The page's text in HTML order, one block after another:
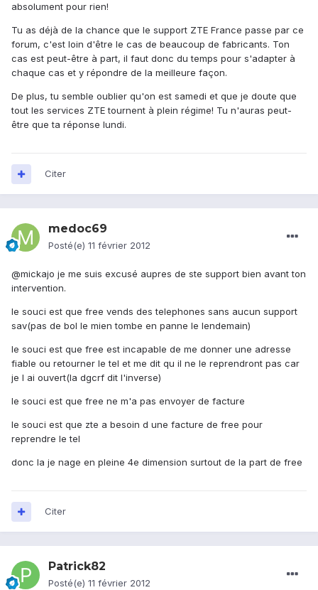
absolument pour rien!
Tu as déjà de la chance que le support ZTE France passe par ce
forum, c'est loin d'être le cas de beaucoup de fabricants. Ton
cas est peut-être à part, il faut donc du temps pour s'adapter à
chaque cas et y répondre de la meilleure façon.
De plus, tu semble oublier qu'on est samedi et que je doute que
tout les services ZTE tournent à plein régime! Tu n'auras peut-
être que ta réponse lundi.
Citer
medoc69
Posté(e) 11 février 2012
@mickajo je me suis excusé aupres de ste support bien avant ton
intervention.
le souci est que free vends des telephones sans aucun support
sav(pas de bol le mien tombe en panne le lendemain)
le souci est que free est incapable de me donner une adresse
fiable ou retourner le tel et me dit qu il ne le reprendront pas car
je l ai ouvert(la dgcrf dit l'inverse)
le souci est que free ne m'a pas envoyer de facture
le souci est que zte a besoin d une facture de free pour
reprendre le tel
donc la je nage en pleine 4e dimension surtout de la part de free
Citer
Patrick82
Posté(e) 11 février 2012